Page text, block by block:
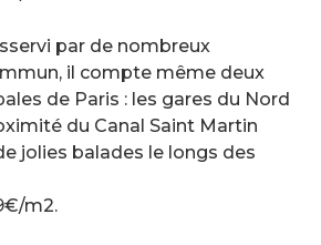
par de nombreux
il compte même deux
de Paris : les gares du Nord
du Canal Saint Martin
jolies balades le longs des
m2.